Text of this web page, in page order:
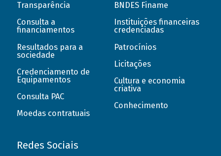
Transparência
Consulta a
financiamentos
Resultados para a
sociedade
Credenciamento de
Equipamentos
Consulta PAC
Moedas contratuais
BNDES Finame
Instituições financeiras
credenciadas
Patrocínios
Licitações
Cultura e economia
criativa
Conhecimento
Redes Sociais